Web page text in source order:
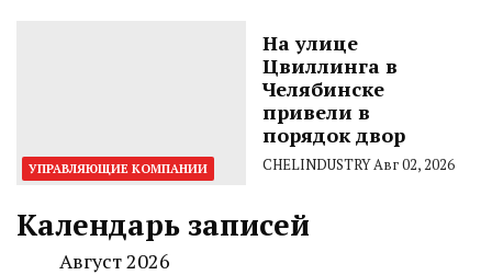
УПРАВЛЯЮЩИЕ КОМПАНИИ
На улице
Цвиллинга в
Челябинске
привели в
порядок двор
CHELINDUSTRYАвг 02, 2026
Календарь записей
Август 2026